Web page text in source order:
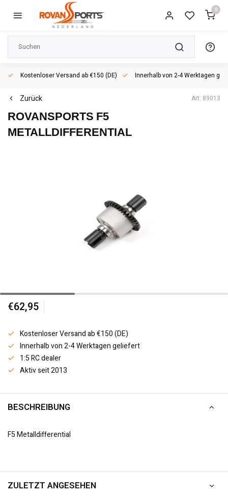
0
Kostenloser Versand ab €150 (DE) Innerhalb von 2-4 Werktagen
Zurück Art: 89013
ROVANSPORTS F5
METALLDIFFERENTIAL
€62,95
Kostenloser Versand ab €150 (DE)
Innerhalb von 2-4 Werktagen geliefert
1:5 RC dealer
Aktiv seit 2013
BESCHREIBUNG
F5 Metalldifferential
ZULETZT ANGESEHEN